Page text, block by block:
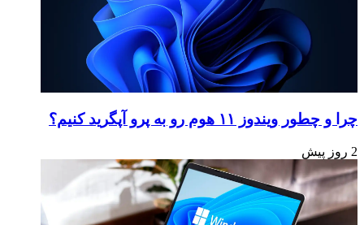
چرا و چطور ویندوز ۱۱ هوم رو به پرو آپگرید کنیم؟
2 روز پیش